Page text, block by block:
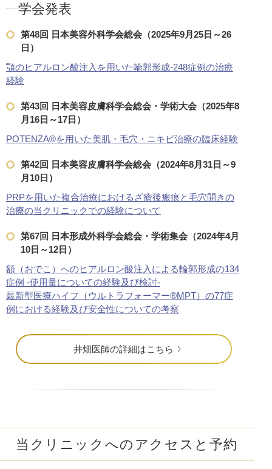
学会発表
第48回 日本美容外科学会総会（2025年9月25日～26
日）
顎のヒアルロン酸注入を用いた輪郭形成-248症例の治療
経験
第43回 日本美容皮膚科学会総会・学術大会（2025年8
月16日～17日）
POTENZA®を用いた美肌・毛穴・ニキビ治療の臨床経験
第42回 日本美容皮膚科学会総会（2024年8月31日～9
月10日）
PRPを用いた複合治療におけるざ瘡後瘢痕と毛穴開きの
治療の当クリニックでの経験について
第67回 日本形成外科学会総会・学術集会（2024年4月
10日～12日）
額（おでこ）へのヒアルロン酸注入による輪郭形成の134
症例 -使用量についての経験及び検討-
最新型医療ハイフ（ウルトラフォーマー®MPT）の77症
例における経験及び安全性についての考察
井畑医師の詳細はこちら
当クリニックへのアクセスと予約